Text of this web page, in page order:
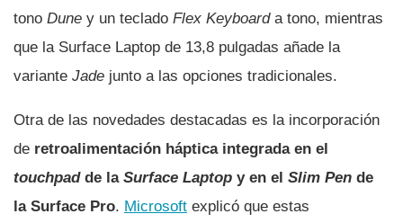
tono Dune y un teclado Flex Keyboard a tono, mientras
que la Surface Laptop de 13,8 pulgadas añade la
variante Jade junto a las opciones tradicionales.
Otra de las novedades destacadas es la incorporación
de retroalimentación háptica integrada en el
touchpadde la Surface Laptop y en el Slim Pen de
la Surface Pro. Microsoft explicó que estas